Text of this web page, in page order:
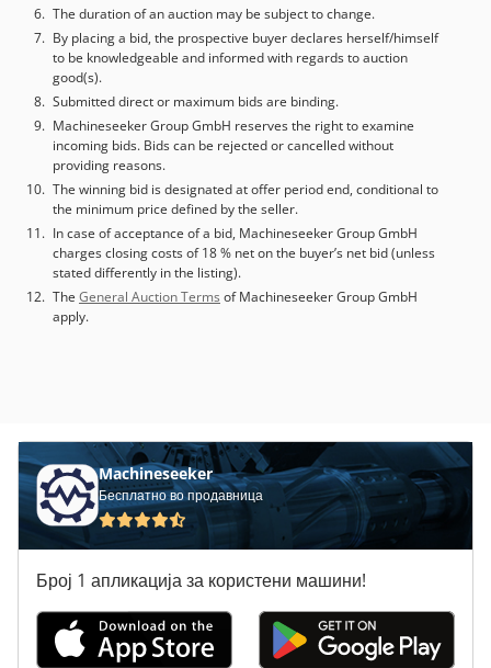
The duration of an auction may be subject to change.
By placing a bid, the prospective buyer declares herself/himself
to be knowledgeable and informed with regards to auction
good(s).
Submitted direct or maximum bids are binding.
Machineseeker Group GmbH reserves the right to examine
incoming bids. Bids can be rejected or cancelled without
providing reasons.
The winning bid is designated at offer period end, conditional to
the minimum price defined by the seller.
In case of acceptance of a bid, Machineseeker Group GmbH
charges closing costs of 18 % net on the buyer’s net bid (unless
stated differently in the listing).
The General Auction Terms of Machineseeker Group GmbH
apply.
Machineseeker
Бесплатно во продавница
Број 1 апликација за користени машини!